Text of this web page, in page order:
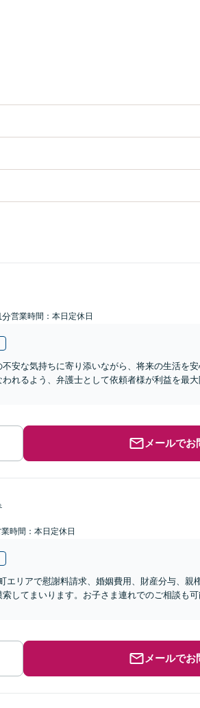
分営業時間：本日定休日
不安な気持ちに寄り添いながら、将来の生活を
れるよう、弁護士として依頼者様が利益を最
メールでお
時間：本日定休日
エリアで慰謝料請求、婚姻費用、財産分与、親
してまいります。お子さま連れでのご相談も
メールでお